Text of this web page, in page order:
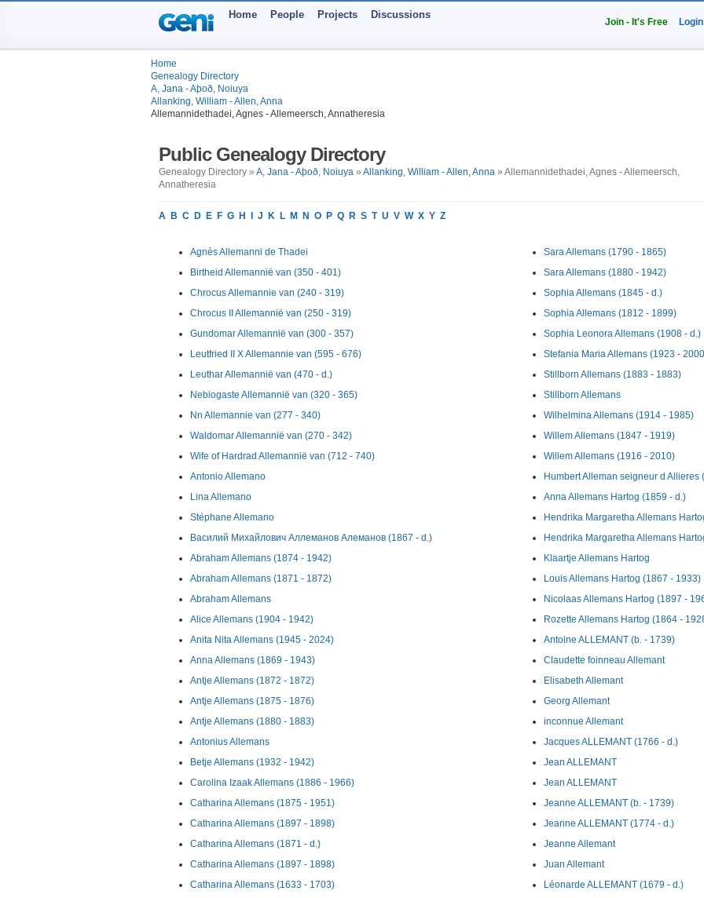
Join - It's Free Login
Home People Projects Discussions
Home
Genealogy Directory
A, Jana - Aþoð, Noiuya
Allanking, William - Allen, Anna
Allemannidethadei, Agnes - Allemeersch, Annatheresia
Public Genealogy Directory
Genealogy Directory » A, Jana - Aþoð, Noiuya » Allanking, William - Allen, Anna » Allemannidethadei, Agnes - Allemeersch,
Annatheresia
A B C D E F G H J K L M N O P Q R S T U V W X Y Z
Agnès Allemanni de Thadei
Birtheid Allemannië van (350 - 401)
Chrocus Allemannie van (240 - 319)
Chrocus II Allemannië van (250 - 319)
Gundomar Allemannië van (300 - 357)
Leutfried II X Allemannie van (595 - 676)
Leuthar Allemannië van (470 - d.)
Nebiogaste Allemannië van (320 - 365)
Nn Allemannie van (277 - 340)
Waldomar Allemannië van (270 - 342)
Wife of Hardrad Allemannië van (712 - 740)
Antonio Allemano
Lina Allemano
Stéphane Allemano
Василий Михайлович Аллеманов Алеманов (1867 - d.)
Abraham Allemans (1874 - 1942)
Abraham Allemans (1871 - 1872)
Abraham Allemans
Alice Allemans (1904 - 1942)
Anita Nita Allemans (1945 - 2024)
Anna Allemans (1869 - 1943)
Antje Allemans (1872 - 1872)
Antje Allemans (1875 - 1876)
Antje Allemans (1880 - 1883)
Antonius Allemans
Betje Allemans (1932 - 1942)
Carolina Izaak Allemans (1886 - 1966)
Catharina Allemans (1875 - 1951)
Catharina Allemans (1897 - 1898)
Catharina Allemans (1871 - d.)
Catharina Allemans (1897 - 1898)
Catharina Allemans (1633 - 1703)
Sara Allemans (1790 - 1865)
Sara Allemans (1880 - 1942)
Sophia Allemans (1845 - d.)
Sophia Allemans (1812 - 1899)
Sophia Leonora Allemans (1908 - d.)
Stefania Maria Allemans (1923 -
Stillborn Allemans (1883 - 1883)
Stillborn Allemans
Wilhelmina Allemans (1914 - 1985)
Willem Allemans (1847 - 1919)
Willem Allemans (1916 - 2010)
Humbert Alleman seigneur d Allieres
Anna Allemans Hartog (1859 - d.)
Hendrika Margaretha Allemans
Hendrika Margaretha Allemans
Klaartje Allemans Hartog
Louis Allemans Hartog (1867 - 1933)
Nicolaas Allemans Hartog (1897 -
Rozette Allemans Hartog (1864 -
Antoine ALLEMANT (b. - 1739)
Claudette foinneau Allemant
Elisabeth Allemant
Georg Allemant
inconnue Allemant
Jacques ALLEMANT (1766 - d.)
Jean ALLEMANT
Jean ALLEMANT
Jeanne ALLEMANT (b. - 1739)
Jeanne ALLEMANT (1774 - d.)
Jeanne Allemant
Juan Allemant
Léonarde ALLEMANT (1679 - d.)